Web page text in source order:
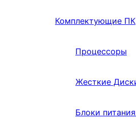
Комплектующие ПК
Процессоры
Жесткие
Блоки